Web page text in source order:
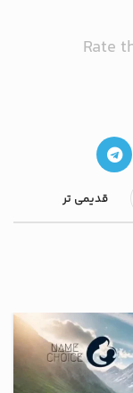
Rate
قدیمی تر